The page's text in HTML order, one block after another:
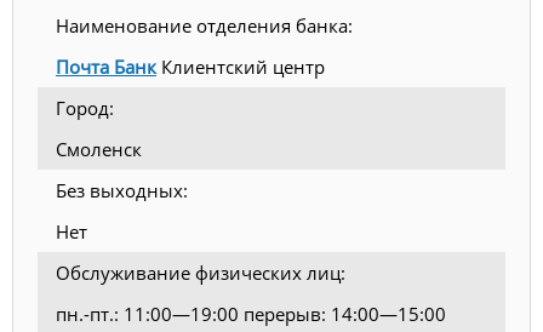
Наименование отделения банка:
Почта БанкКлиентский центр
Город:
Смоленск
Без выходных:
Нет
Обслуживание физических лиц:
пн.-пт.: 11:00—19:00 перерыв: 14:00—15:00